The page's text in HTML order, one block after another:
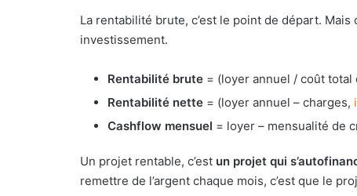
La rentabilité brute, c’est le point de départ. Mais
investissement.
Rentabilité brute = (loyer annuel / coût total
Rentabilité nette = (loyer annuel – charges,
Cashflow mensuel = loyer – mensualité de
Un projet rentable, c’est un projet qui
remettre de l’argent chaque mois, c’est que le